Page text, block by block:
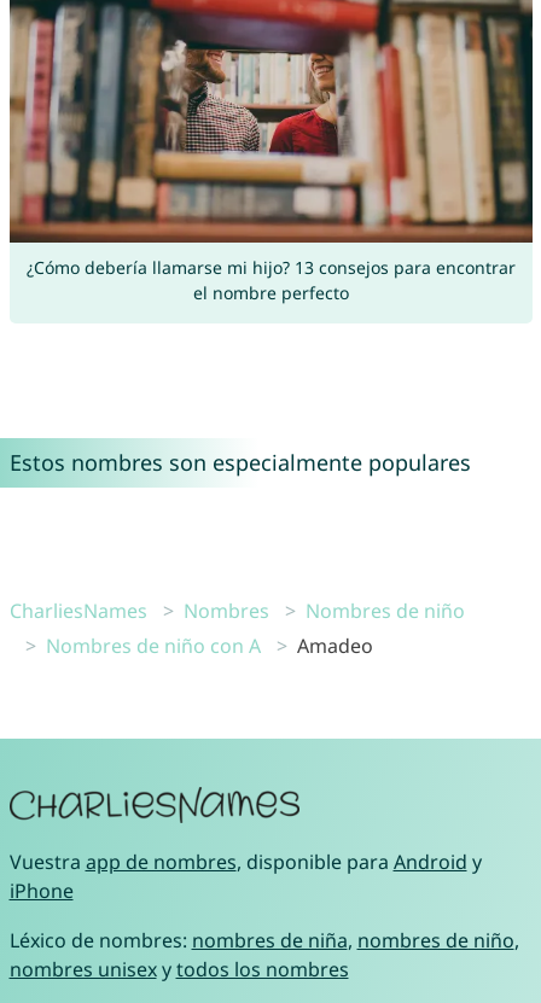
¿Cómo debería llamarse mi hijo? 13 consejos para encontrar
el nombre perfecto
Estos nombres son especialmente populares
CharliesNames Nombres
Nombres de niño
Nombres de niño con A
Amadeo
Vuestra app de nombres, disponible para Android y
iPhone
Léxico de nombres: nombres de niña, nombres de niño,
nombres unisexytodos los nombres